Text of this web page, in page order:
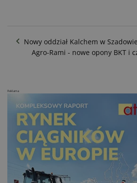
Nowy oddział Kalchem w
Agro-Rami - nowe opony BKT i
Reklama